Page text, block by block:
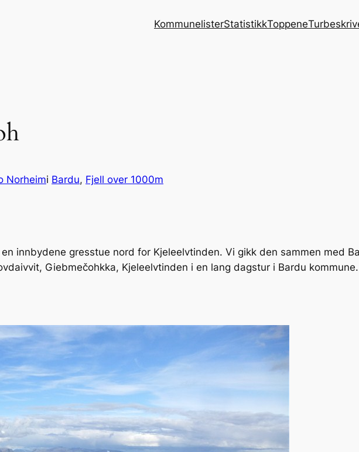
KommunelisterStatistikkToppene
Norheimi Bardu, Fjell over 1000m
innbydene gresstue nord for Kjeleelvtinden. Vi gikk den sammen med
Giebmečohkka, Kjeleelvtinden i en lang dagstur i Bardu